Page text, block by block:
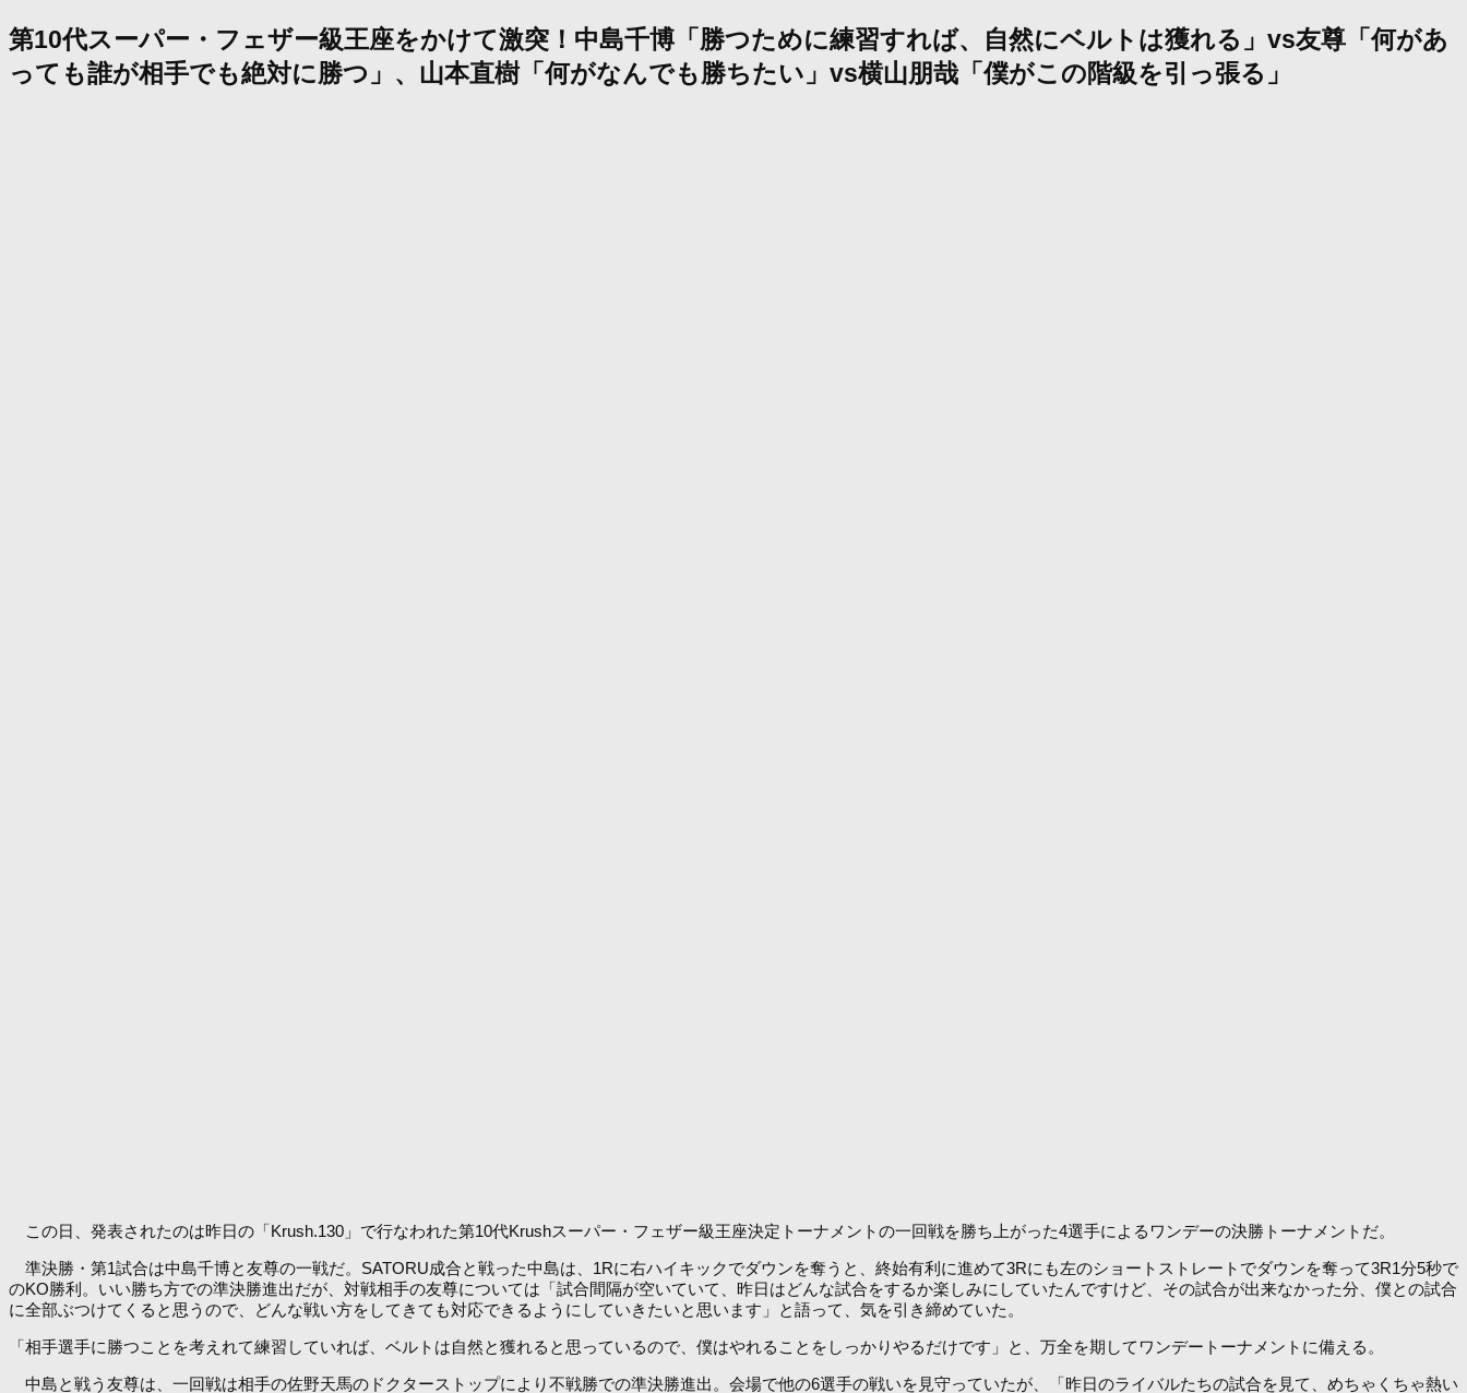
第10代スーパー・フェザー級王座をかけて激突！中島千博「勝つために練習すれば、自然にベルトは獲れる」vs友尊「何があ
っても誰が相手でも絶対に勝つ」、山本直樹「何がなんでも勝ちたい」vs横山朋哉「僕がこの階級を引っ張る」
この日、発表されたのは昨日の「Krush.130」で行なわれた第10代Krushスーパー・フェザー級王座決定トーナメントの一回戦を勝ち上がった4選手によるワンデーの決勝トーナメントだ。
準決勝・第1試合は中島千博と友尊の一戦だ。SATORU成合と戦った中島は、1Rに右ハイキックでダウンを奪うと、終始有利に進めて3Rにも左のショートストレートでダウンを奪って3R1分5秒で
のKO勝利。いい勝ち方での準決勝進出だが、対戦相手の友尊については「試合間隔が空いていて、昨日はどんな試合をするか楽しみにしていたんですけど、その試合が出来なかった分、僕との試合
に全部ぶつけてくると思うので、どんな戦い方をしてきても対応できるようにしていきたいと思います」と語って、気を引き締めていた。
「相手選手に勝つことを考えれて練習していれば、ベルトは自然と獲れると思っているので、僕はやれることをしっかりやるだけです」と、万全を期してワンデートーナメントに備える。
中島と戦う友尊は、一回戦は相手の佐野天馬のドクターストップにより不戦勝での準決勝進出。会場で他の6選手の戦いを見守っていたが、「昨日のライバルたちの試合を見て、めちゃくちゃ熱い